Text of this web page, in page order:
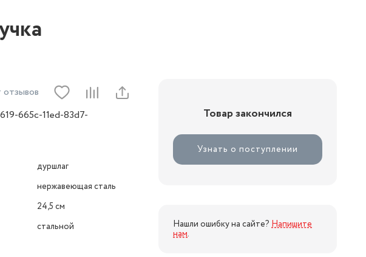
отзывов
665c-11ed-83d7-
дуршлаг
нержавеющая сталь
24,5 см
стальной
Товар закончился
Узнать о поступлении
Нашли ошибку на сайте? Напишите
нам.